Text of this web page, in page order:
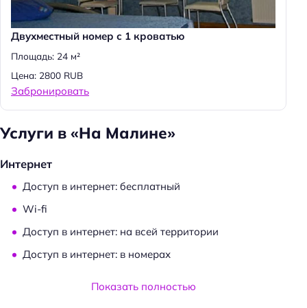
Двухместный номер с 1 кроватью
Площадь: 24 м²
Цена: 2800 RUB
Забронировать
Услуги в «На Малине»
Интернет
Доступ в интернет: бесплатный
Wi-fi
Доступ в интернет: на всей территории
Доступ в интернет: в номерах
Услуги и удобстваПоказать полностью